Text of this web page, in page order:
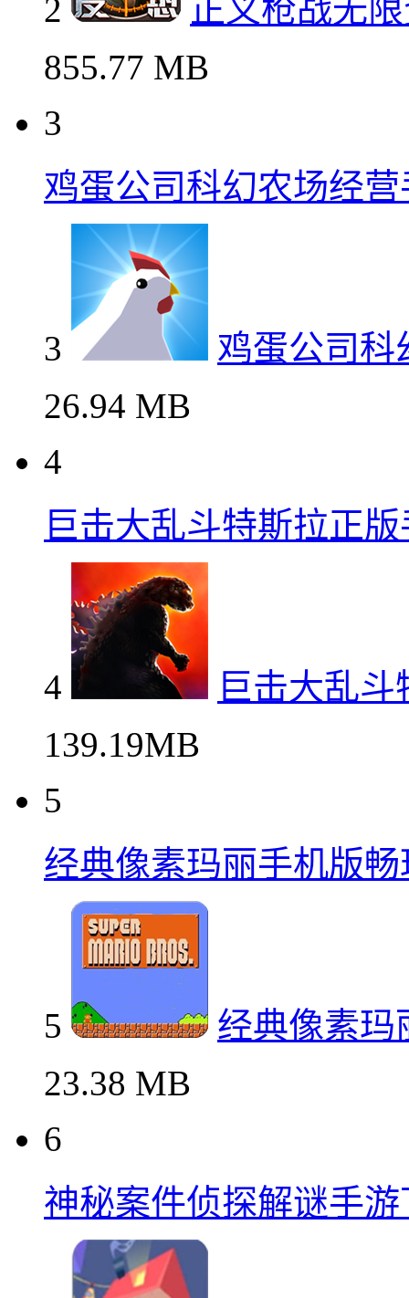
2
正义枪战无
855.77 MB
3
鸡蛋公司科幻农场经
3
鸡蛋公司科
26.94 MB
4
巨击大乱斗特斯拉正
4
巨击大乱
139.19MB
5
经典像素玛丽手机版
5
经典像素玛
23.38 MB
6
神秘案件侦探解谜手游